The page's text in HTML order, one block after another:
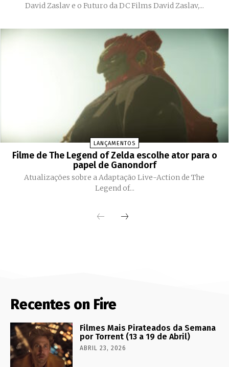
David Zaslav e o Futuro da DC Films David Zaslav,...
LANÇAMENTOS
Filme de The Legend of Zelda escolhe ator para o
papel de Ganondorf
Atualizações sobre a Adaptação Live-Action de The
Legend of...
Recentes on Fire
Filmes Mais Pirateados da Semana
por Torrent (13 a 19 de Abril)
ABRIL 23, 2026